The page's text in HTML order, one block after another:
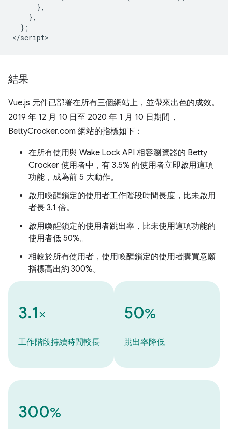
      },
    },
  };
結果
Vue.js 元件已部署在所有三個網站上，並帶來出色的成效。
2019 年 12 月 10 日至 2020 年 1 月 10 日期間，
BettyCrocker.com 網站的指標如下：
在所有使用與 Wake Lock API 相容瀏覽器的 Betty
Crocker 使用者中，有 3.5% 的使用者立即啟用這項
功能，成為前 5 大動作。
啟用喚醒鎖定的使用者工作階段時間長度，比未啟用
者長 3.1 倍。
啟用喚醒鎖定的使用者跳出率，比未使用這項功能的
使用者低 50%。
相較於所有使用者，使用喚醒鎖定的使用者購買意願
指標高出約 300%。
3.1×
工作階段持續時間較長
50%
跳出率降低
300%